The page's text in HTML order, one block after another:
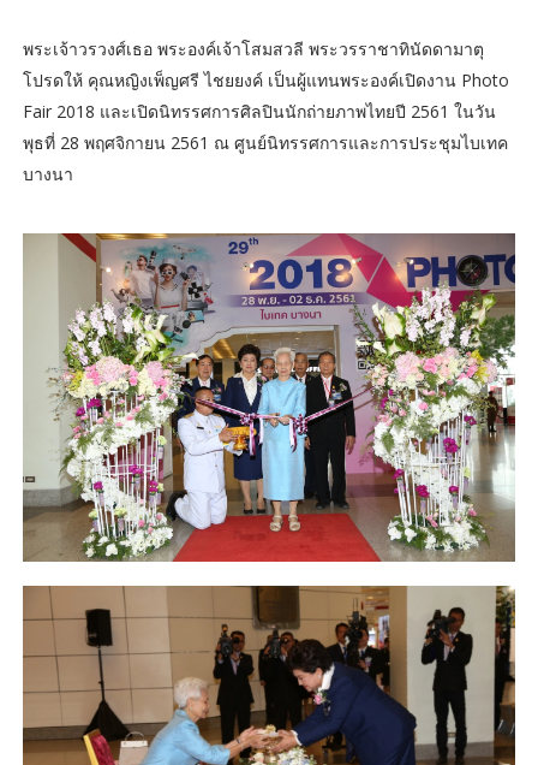
พระเจ้าวรวงศ์เธอ พระองค์เจ้าโสมสวลี พระวรราชาทินัดดามาตุ
โปรดให้ คุณหญิงเพ็ญศรี ไชยยงค์ เป็นผู้แทนพระองค์เปิดงาน Photo
Fair 2018 และเปิดนิทรรศการศิลปินนักถ่ายภาพไทยปี 2561 ในวัน
พุธที่ 28 พฤศจิกายน 2561 ณ ศูนย์นิทรรศการและการประชุมไบเทค
บางนา